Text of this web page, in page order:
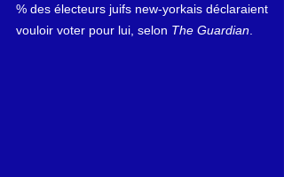
% des électeurs juifs new-yorkais déclaraient
vouloir voter pour lui, selon The Guardian